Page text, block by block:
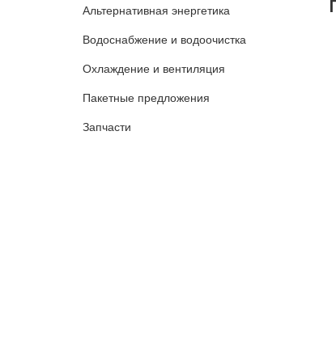
Альтернативная энергетика
Водоснабжение и водоочистка
Охлаждение и вентиляция
Пакетные предложения
Запчасти